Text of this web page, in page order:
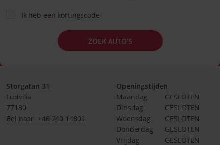
Ik heb een kortingscode
ZOEK AUTO’S
Storgatan 31
Ludvika
77130
Bel naar: +46 240 14800
Openingstijden
Maandag
GESLOTEN
Dinsdag
GESLOTEN
Woensdag
GESLOTEN
Donderdag
GESLOTEN
Vrijdag
GESLOTEN